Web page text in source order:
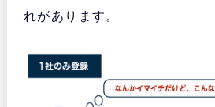
れがあります。